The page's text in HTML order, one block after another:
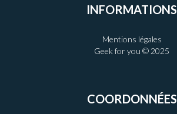
INFORMATIONS
Mentions légales
Geek for you © 2025
COORDONNÉES